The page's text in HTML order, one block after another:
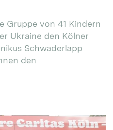
Gruppe von 41 Kindern
Ukraine den Kölner
Schwaderlapp
den